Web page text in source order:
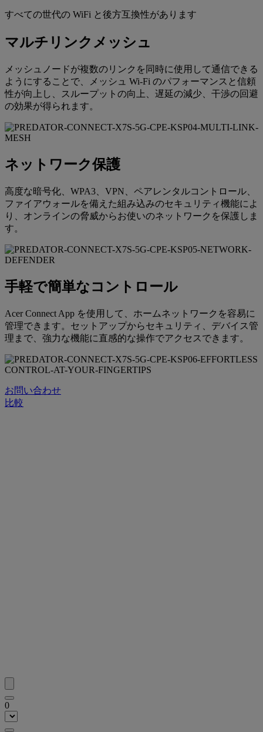
すべての世代の WiFi と後方互換性があります
マルチリンクメッシュ
メッシュノードが複数のリンクを同時に使用して通信できる
ようにすることで、メッシュ Wi-Fi のパフォーマンスと信頼
性が向上し、スループットの向上、遅延の減少、干渉の回避
の効果が得られます。
ネットワーク保護
高度な暗号化、WPA3、VPN、ペアレンタルコントロール、
ファイアウォールを備えた組み込みのセキュリティ機能によ
り、オンラインの脅威からお使いのネットワークを保護しま
す。
手軽で簡単なコントロール
Acer Connect App を使用して、ホームネットワークを容易に
管理できます。セットアップからセキュリティ、デバイス管
理まで、強力な機能に直感的な操作でアクセスできます。
お問い合わせ
比較
0